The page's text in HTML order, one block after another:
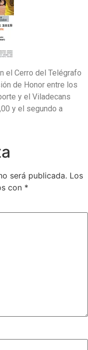
el Cerro del Telégrafo
de Honor entre los
y el Viladecans
y el segundo a
será publicada. Los
con *